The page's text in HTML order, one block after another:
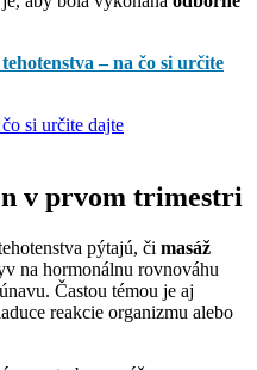
– na čo si určite
si určite dajte
v prvom trimestri
pýtajú, či masáž
na hormonálnu rovnováhu
Častou témou je aj
reakcie organizmu alebo